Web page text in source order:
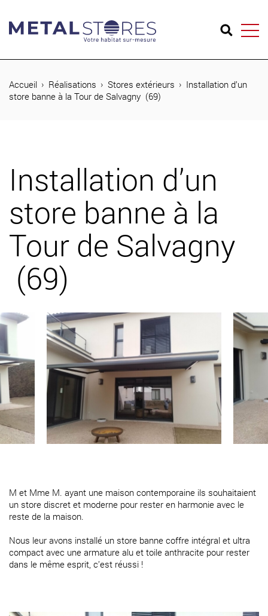
04 74 65 26 73
Métal Stores
Journal
Contact
Accueil Réalisations Stores extérieurs
Installation d’un
store banne à la Tour de Salvagny (69)
Installation d’un
store banne à la
Tour de Salvagny
(69)
M et Mme M. ayant une maison contemporaine ils souhaitaient
un store discret et moderne pour rester en harmonie avec le
reste de la maison.
Nous leur avons installé un store banne coffre intégral et ultra
compact avec une armature alu et toile anthracite pour rester
dans le même esprit, c’est réussi !